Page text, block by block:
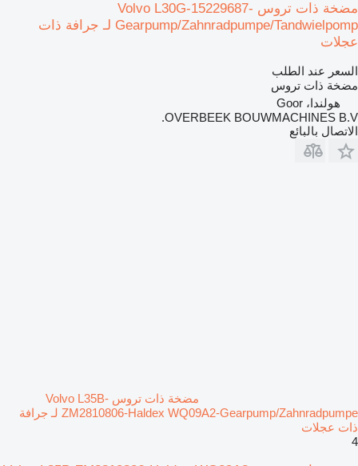
مضخة ذات تروس Volvo L30G-15229687-
Gearpump/Zahnradpumpe/Tandwielpomp لـ جرافة ذات
عجلات
السعر عند الطلب
مضخة ذات تروس
هولندا، Goor
OVERBEEK BOUWMACHINES B.V.
الاتصال بالبائع
مضخة ذات تروس Volvo L35B-
ZM2810806-Haldex WQ09A2-Gearpump/Zahnradpumpe لـ جرافة
ذات عجلات
4